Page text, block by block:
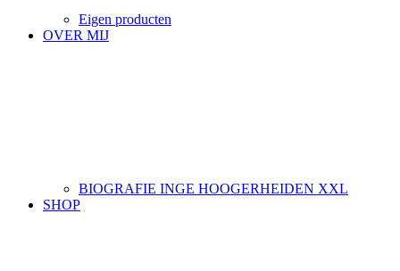
Eigen producten
OVER MIJ
BIOGRAFIE INGE HOOGERHEIDEN XXL
SHOP